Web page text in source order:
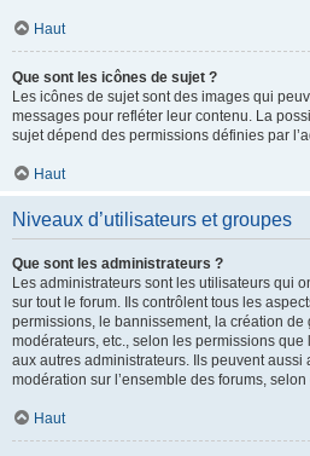
Haut
Que sont les icônes de sujet ?
Les icônes de sujet sont des images qui
messages pour refléter leur contenu. La
sujet dépend des permissions définies par
Haut
Niveaux d’utilisateurs et groupes
Que sont les administrateurs ?
Les administrateurs sont les utilisateurs qui
sur tout le forum. Ils contrôlent tous les
permissions, le bannissement, la création de
modérateurs, etc., selon les permissions
aux autres administrateurs. Ils peuvent aussi
modération sur l’ensemble des forums,
Haut